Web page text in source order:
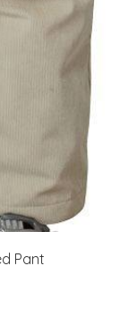
Pant